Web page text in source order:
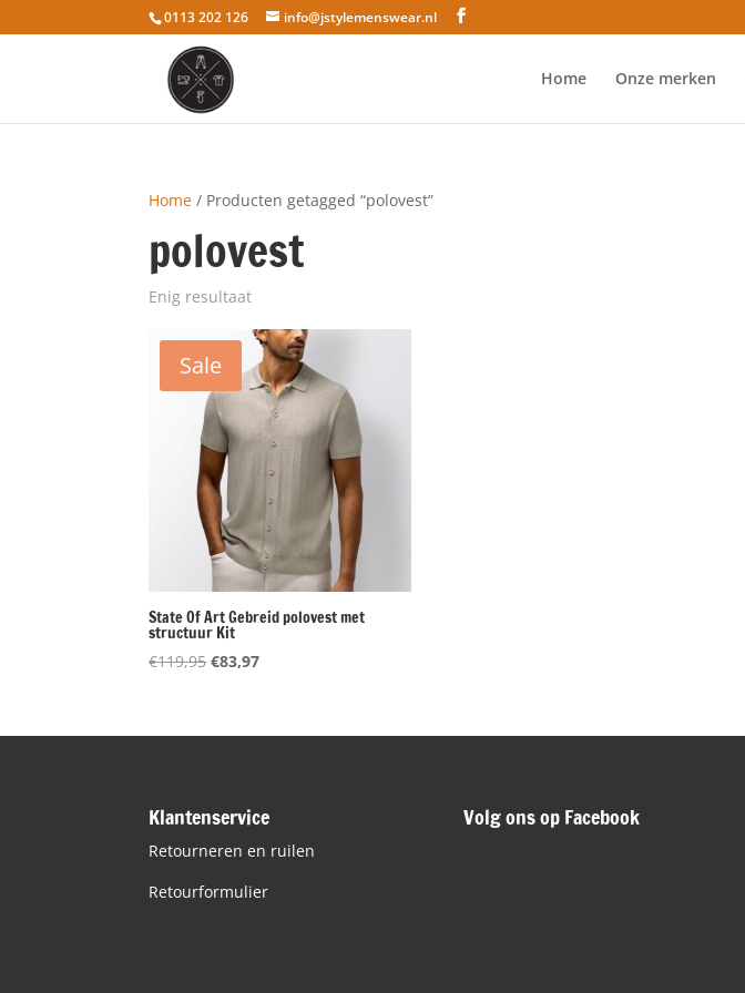
0113 202 126 info@jstylemenswear.nl
Home Onze merken
Home / Producten getagged “polovest”
polovest
Enig resultaat
Sale
State Of Art Gebreid polovest met
structuur Kit
€119,95Oorspronkelijke
€119,95.
€83,97Huidige
€83,97.
Klantenservice
Retourneren en ruilen
Retourformulier
Volg ons op Facebook